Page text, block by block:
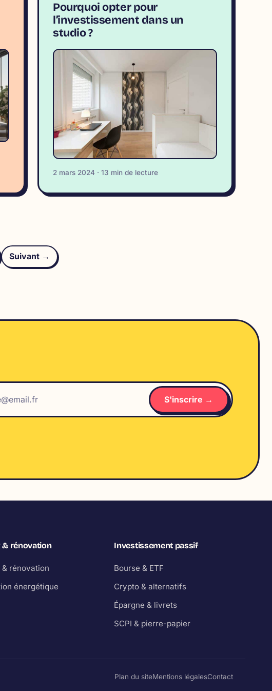
Pourquoi opter pour
l’investissement dans un
studio ?
2 mars 2024 · 13 min de lecture
Suivant →
S'inscrire →
& rénovation
rénovation
énergétique
Investissement passif
Bourse & ETF
Crypto & alternatifs
Épargne & livrets
SCPI & pierre-papier
Plan du siteMentions légalesContact